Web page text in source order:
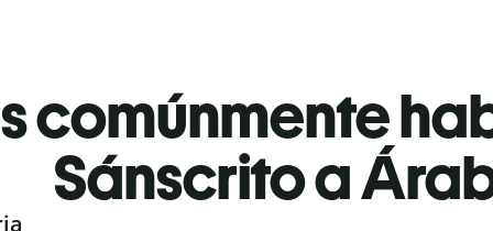
comúnmente
Sánscrito a